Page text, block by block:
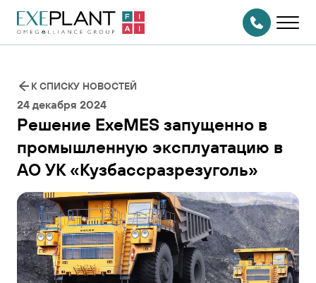
На главную
страницу
СВЯЗАТЬСЯ
С НАМИ
24 декабря 2024
Решение ExeMES запущенно в
промышленную эксплуатацию в
АО УК «Кузбассразрезуголь»
К СПИСКУ НОВОСТЕЙ